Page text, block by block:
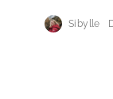
Sibylle